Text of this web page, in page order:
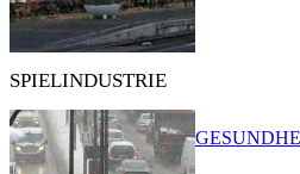
SPIELINDUSTRIE